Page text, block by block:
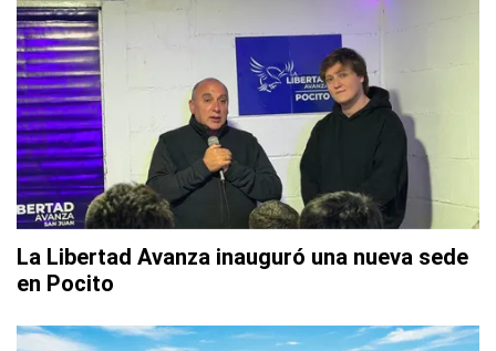
La Libertad Avanza inauguró una nueva sede
en Pocito